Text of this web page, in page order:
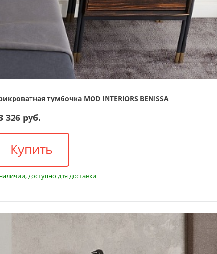
тумбочка MOD INTERIORS BENISSA
326 руб.
Купить
доступно для доставки